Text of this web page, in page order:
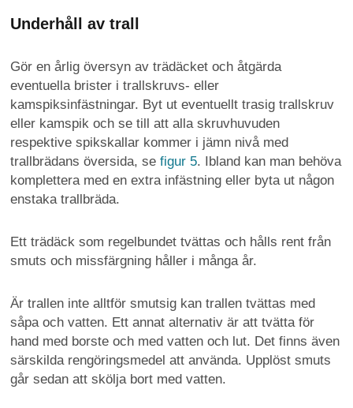
Underhåll av trall
Gör en årlig översyn av trädäcket och åtgärda
eventuella brister i trallskruvs- eller
kamspiksinfästningar. Byt ut eventuellt trasig trallskruv
eller kamspik och se till att alla skruvhuvuden
respektive spikskallar kommer i jämn nivå med
trallbrädans översida, se figur 5. Ibland kan man behöva
komplettera med en extra infästning eller byta ut någon
enstaka trallbräda.
Ett trädäck som regelbundet tvättas och hålls rent från
smuts och missfärgning håller i många år.
Är trallen inte alltför smutsig kan trallen tvättas med
såpa och vatten. Ett annat alternativ är att tvätta för
hand med borste och med vatten och lut. Det finns även
särskilda rengöringsmedel att använda. Upplöst smuts
går sedan att skölja bort med vatten.